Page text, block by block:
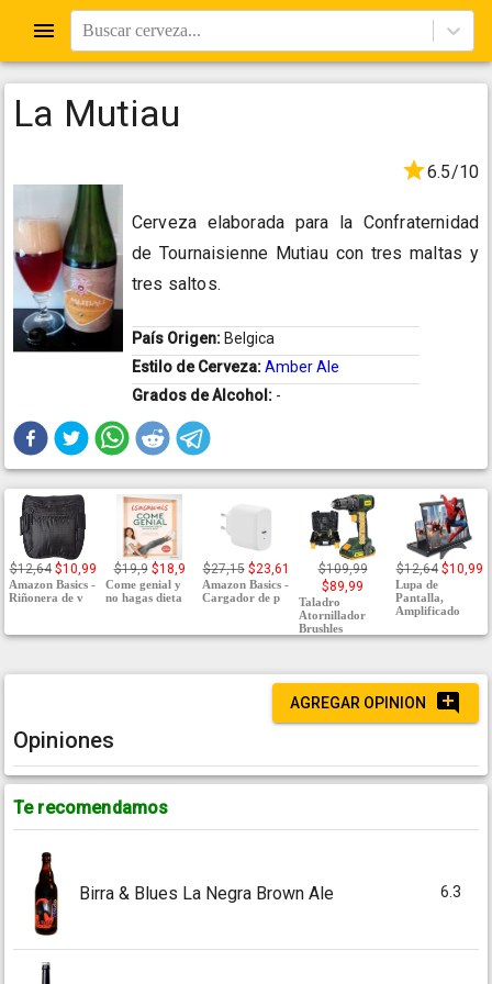
Buscar cerveza...
La Mutiau
6.5/10
Cerveza elaborada para la Confraternidad
de Tournaisienne Mutiau con tres maltas y
tres saltos.
País Origen: Belgica
Estilo de Cerveza:Amber Ale
Grados de Alcohol: -
$12,64 $10,99
Amazon Basics -
Riñonera de v
$19,9 $18,9
Come genial y
no hagas dieta
$27,15 $23,61
Amazon Basics -
Cargador de p
$109,99
$89,99
Taladro
Atornillador
Brushles
$12,64 $10,99
Lupa de
Pantalla,
Amplificado
AGREGAR OPINION
Opiniones
Te recomendamos
Birra & Blues La Negra Brown Ale 6.3